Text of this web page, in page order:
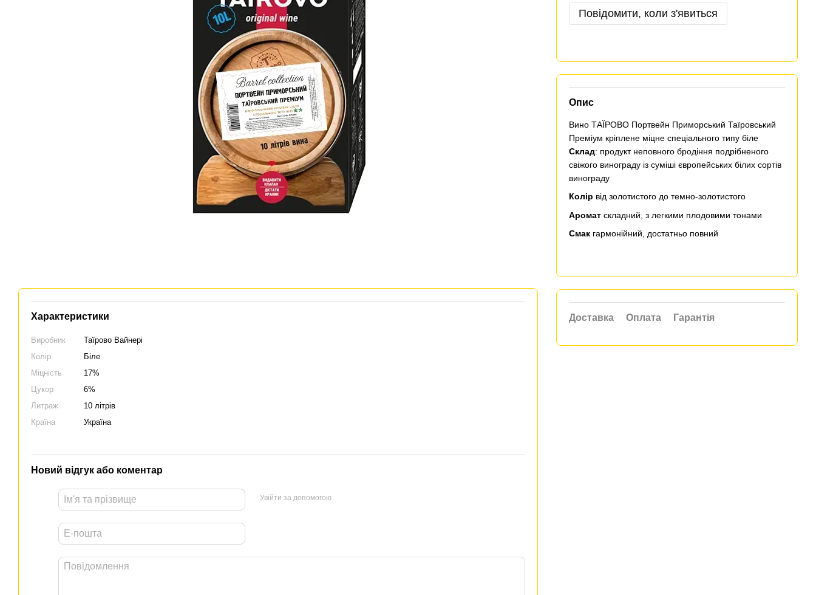
Повідомити, коли з'явиться
Опис
Вино ТАЇРОВО Портвейн Приморський Таїровський
Преміум кріплене міцне спеціального типу біле
Склад: продукт неповного бродіння подрібненого
свіжого винограду із суміші європейських білих сортів
винограду
Колір від золотистого до темно-золотистого
Аромат складний, з легкими плодовими тонами
Смак гармонійний, достатньо повний
Доставка Оплата Гарантія
Характеристики
Виробник
Таїрово Вайнері
Колір
Біле
Міцність
17%
Цукор
6%
Литраж
10 літрів
Країна
Україна
Новий відгук або коментар
Увійти за допомогою